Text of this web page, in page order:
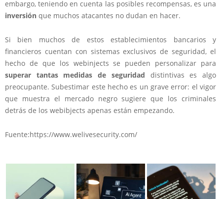
embargo, teniendo en cuenta las posibles recompensas, es una
inversión que muchos atacantes no dudan en hacer.
Si bien muchos de estos establecimientos bancarios y
financieros cuentan con sistemas exclusivos de seguridad, el
hecho de que los webinjects se pueden personalizar para
superar tantas medidas de seguridad distintivas es algo
preocupante. Subestimar este hecho es un grave error: el vigor
que muestra el mercado negro sugiere que los criminales
detrás de los webibjects apenas están empezando.
Fuente:https://www.welivesecurity.com/